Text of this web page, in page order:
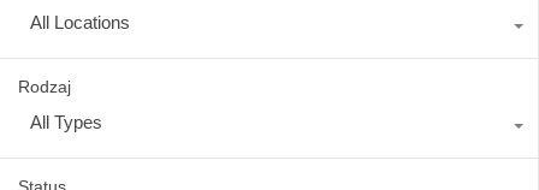
All Locations
Rodzaj
All Types